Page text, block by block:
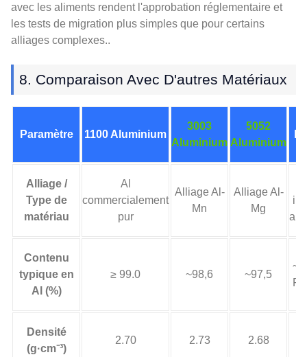
avec les aliments rendent l'approbation réglementaire et
les tests de migration plus simples que pour certains
alliages complexes..
8. Comparaison Avec D'autres Matériaux
Paramètre 1100 Aluminium
3003
Aluminium
5052
Aluminium
Alliage /
Type de
matériau
Al
commercialement
pur
Alliage Al-
Mn
Alliage Al-
Mg
Contenu
typique en
Al (%)
≥ 99.0 ~98,6 ~97,5
Densité
(g·cm⁻³)
2.70 2.73 2.68